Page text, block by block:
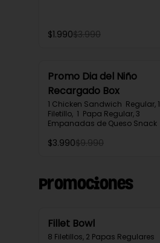
$1.990$3.990
Promo Dia del Niño
Recargado Box​
1 Chicken Sandwich  Regular, 1
Filetillo,  1  Papa Regular, 3
Empanadas de Queso Snack
$3.990$9.990
Promociones
Fillet Bowl
8 Filetillos, 2 Papas Regulares